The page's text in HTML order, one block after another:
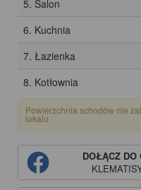
5. Salon
6. Kuchnia
7. Łazienka
8. Kotłownia
Powierzchnia schodów nie
lokalu
DOŁĄCZ DO